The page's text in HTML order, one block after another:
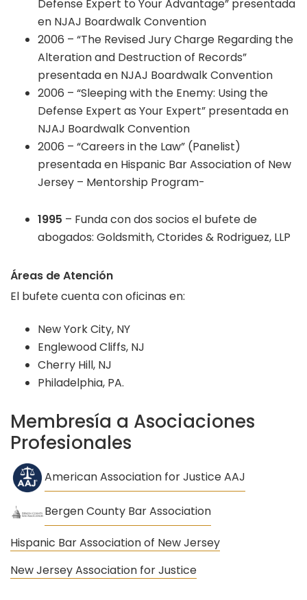
Defense Expert to Your Advantage” presentada
en NJAJ Boardwalk Convention
2006 – “The Revised Jury Charge Regarding the
Alteration and Destruction of Records”
presentada en NJAJ Boardwalk Convention
2006 – “Sleeping with the Enemy: Using the
Defense Expert as Your Expert” presentada en
NJAJ Boardwalk Convention
2006 – “Careers in the Law” (Panelist)
presentada en Hispanic Bar Association of New
Jersey – Mentorship Program-
1995 – Funda con dos socios el bufete de
abogados: Goldsmith, Ctorides & Rodriguez, LLP
Áreas de Atención
El bufete cuenta con oficinas en:
New York City, NY
Englewood Cliffs, NJ
Cherry Hill, NJ
Philadelphia, PA.
Membresía a Asociaciones
Profesionales
American Association for Justice AAJ
Bergen County Bar Association
Hispanic Bar Association of New Jersey
New Jersey Association for Justice